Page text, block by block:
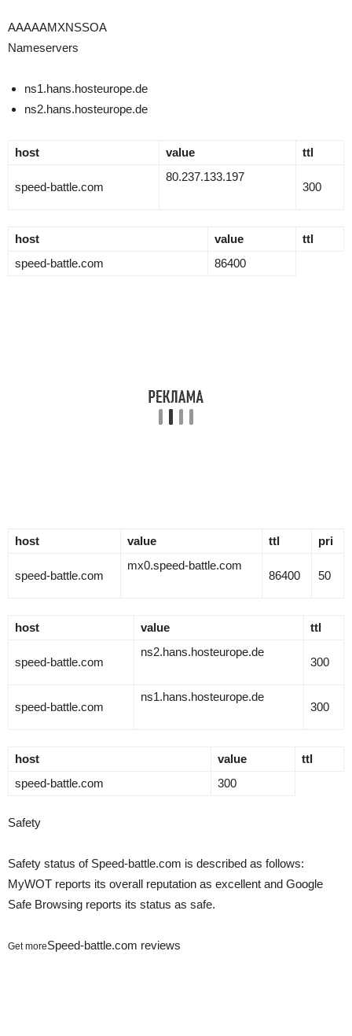
AAAAAMXNSSOA
Nameservers
ns1.hans.hosteurope.de
ns2.hans.hosteurope.de
host value ttl
speed-battle.com
80.237.133.197
300
host value
ttl
speed-battle.com
86400
host value ttl pri
speed-battle.com
mx0.speed-battle.com
86400 50
host value ttl
speed-battle.com
ns2.hans.hosteurope.de
300
speed-battle.com
ns1.hans.hosteurope.de
300
host value
ttl
speed-battle.com
300
Safety
Safety status of Speed-battle.com is described as follows:
MyWOT reports its overall reputation as excellent and Google
Safe Browsing reports its status as safe.
Get moreSpeed-battle.com reviews